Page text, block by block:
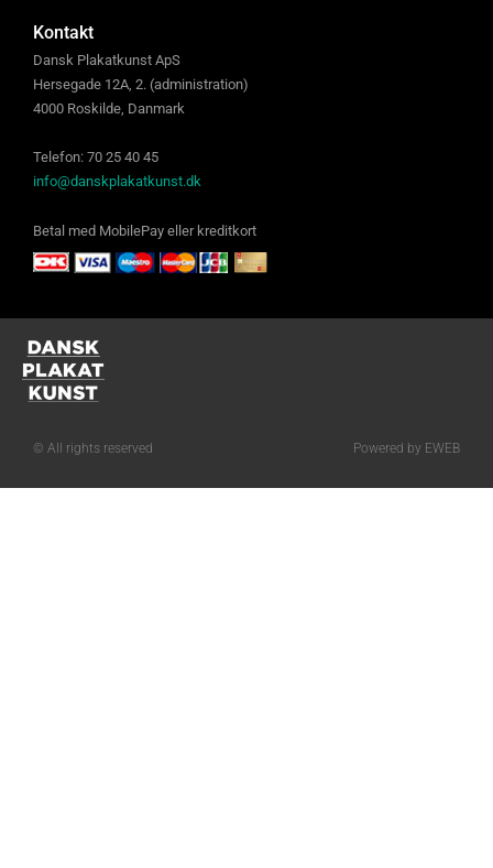
Kontakt
Dansk Plakatkunst ApS
Hersegade 12A, 2. (administration)
4000 Roskilde, Danmark
Telefon: 70 25 40 45
info@danskplakatkunst.dk
Betal med MobilePay eller kreditkort
© All rights reserved Powered by EWEB